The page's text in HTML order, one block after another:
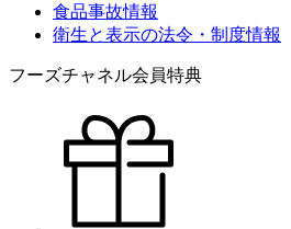
食品事故情報
衛生と表示の法令・制度情報
フーズチャネル会員特典